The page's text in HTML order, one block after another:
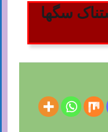
سگها